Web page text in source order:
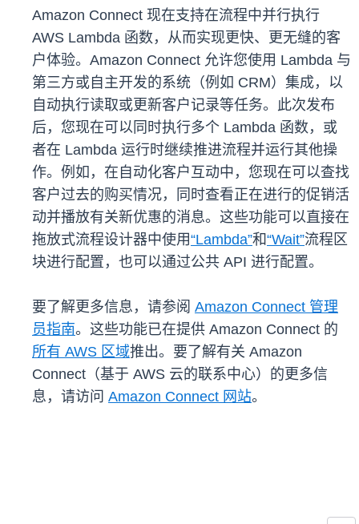
Amazon Connect 现在支持在流程中并行执行
AWS Lambda 函数，从而实现更快、更无缝的客
户体验。Amazon Connect 允许您使用 Lambda 与
第三方或自主开发的系统（例如 CRM）集成，以
自动执行读取或更新客户记录等任务。此次发布
后，您现在可以同时执行多个 Lambda 函数，或
者在 Lambda 运行时继续推进流程并运行其他操
作。例如，在自动化客户互动中，您现在可以查找
客户过去的购买情况，同时查看正在进行的促销活
动并播放有关新优惠的消息。这些功能可以直接在
拖放式流程设计器中使用“Lambda”和“Wait”流程区
块进行配置，也可以通过公共 API 进行配置。
要了解更多信息，请参阅 Amazon Connect 管理
员指南。这些功能已在提供 Amazon Connect 的
所有 AWS 区域推出。要了解有关 Amazon
Connect（基于 AWS 云的联系中心）的更多信
息，请访问 Amazon Connect 网站。